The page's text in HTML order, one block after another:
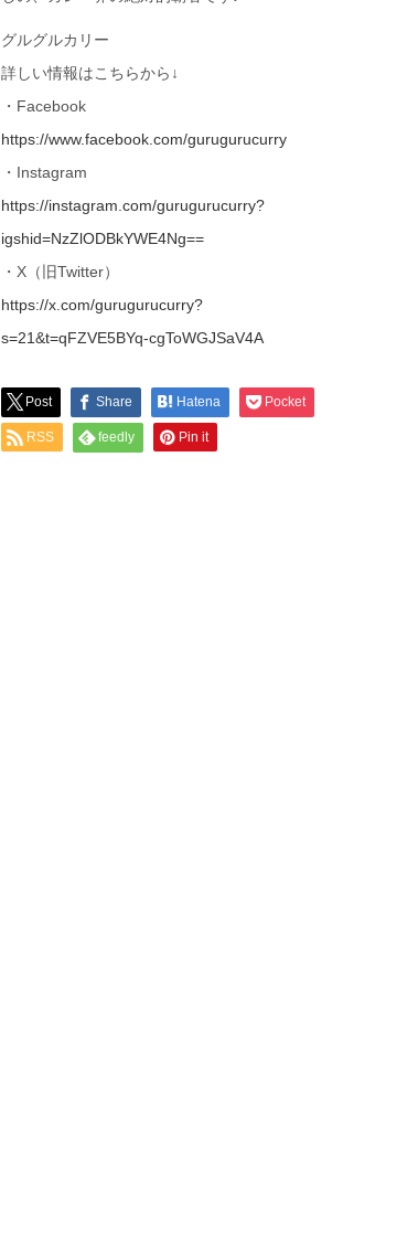
グルグルカリー
詳しい情報はこちらから↓
・Facebook
https://www.facebook.com/gurugurucurry
・Instagram
https://instagram.com/gurugurucurry?
igshid=NzZlODBkYWE4Ng==
・X（旧Twitter）
https://x.com/gurugurucurry?
s=21&t=qFZVE5BYq-cgToWGJSaV4A
Post Share Hatena Pocket
RSS feedly Pin it